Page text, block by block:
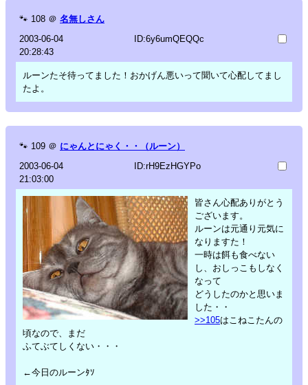
🐾 108 ＠ 名無しさん
2003-06-04
20:28:43
ID:6y6umQEQQc
ルーンたそ待ってました！おかげん悪いって聞いて心配してまし
たよ。
🐾 109 ＠ にゃんとにゃく・・（ルーン）
2003-06-04
21:03:00
ID:rH9EzHGYPo
皆さん心配ありがとう
ございます。
ルーンは元通り元気に
なりますた！
一時は餌も食べない
し、おしっこもしなく
なって
どうしたのかと思いま
した・・
>>105はこねこたんの
頃なので、まだ
ふてぶてしくない・・・
←今日のルーンﾀｿ